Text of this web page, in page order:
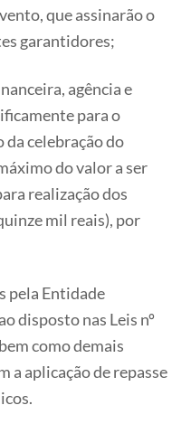
que assinarão o
garantidores;
agência e
para o
celebração do
do valor a ser
realização dos
mil reais), por
pela Entidade
disposto nas Leis nº
como demais
a aplicação de repasse